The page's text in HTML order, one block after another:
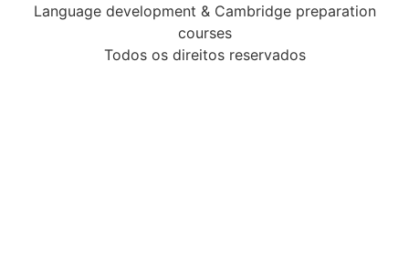
Language development & Cambridge preparation
courses
Todos os direitos reservados